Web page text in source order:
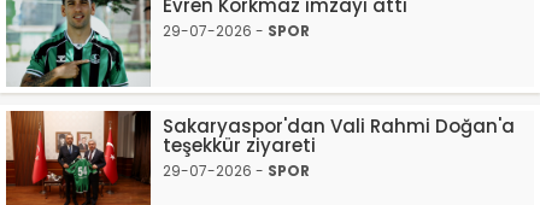
Evren Korkmaz imzayı attı
29-07-2026 - SPOR
Sakaryaspor'dan Vali Rahmi Doğan'a
teşekkür ziyareti
29-07-2026 - SPOR